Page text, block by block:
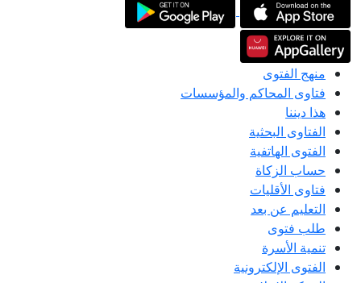
منهج الفتوى
فتاوى المحاكم والمؤسسات
هذا ديننا
الفتاوى البحثية
الفتوى الهاتفية
حساب الزكاة
فتاوى الأقليات
التعليم عن بعد
طلب فتوى
تنمية الأسرة
الفتوى الإلكترونية